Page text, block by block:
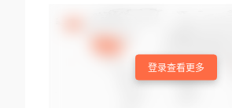
登录查看更多